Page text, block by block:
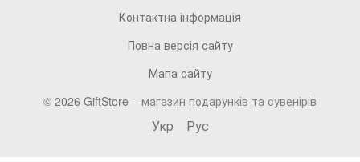
Контактна інформація
Повна версія сайту
Мапа сайту
© 2026 GiftStore – магазин подарунків та сувенірів
Укр Рус